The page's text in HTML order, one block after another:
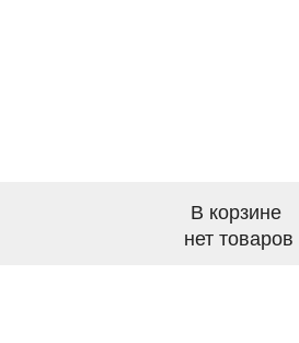
В корзине
нет товаров